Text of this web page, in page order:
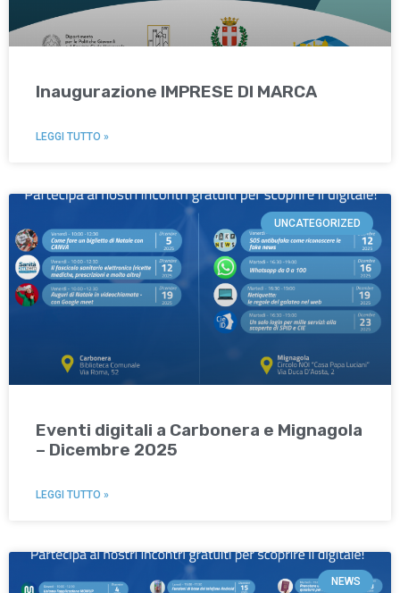
Inaugurazione IMPRESE DI MARCA
LEGGI TUTTO »
UNCATEGORIZED
Eventi digitali a Carbonera e Mignagola
– Dicembre 2025
LEGGI TUTTO »
NEWS